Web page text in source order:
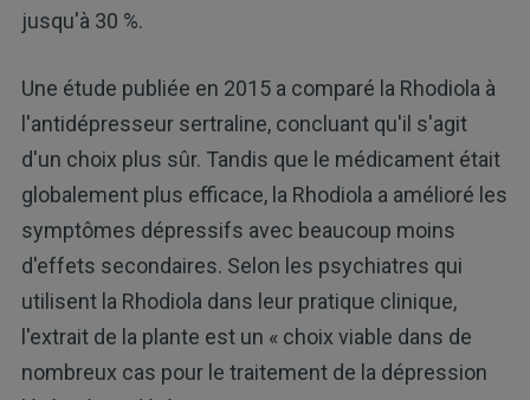
jusqu'à 30 %.
Une étude publiée en 2015 a comparé la Rhodiola à
l'antidépresseur sertraline, concluant qu'il s'agit
d'un choix plus sûr. Tandis que le médicament était
globalement plus efficace, la Rhodiola a amélioré les
symptômes dépressifs avec beaucoup moins
d'effets secondaires. Selon les psychiatres qui
utilisent la Rhodiola dans leur pratique clinique,
l'extrait de la plante est un « choix viable dans de
nombreux cas pour le traitement de la dépression